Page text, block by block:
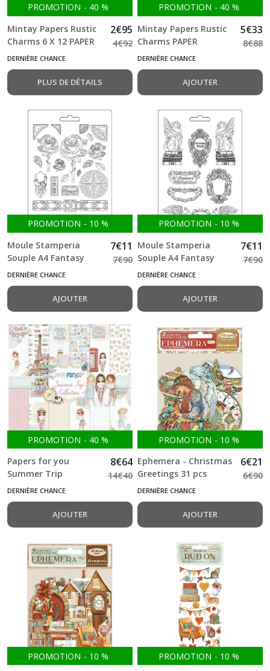
PROMOTION - 40 %
Mintay Papers Rustic
Charms 6 X 12 PAPER
STICKERS - RUSTIC
2€95
4€92
DERNIÈRE CHANCE
PLUS DE DÉTAILS
PROMOTION - 40 %
Mintay Papers Rustic
Charms PAPER
Elements 27pcs
5€33
8€88
DERNIÈRE CHANCE
AJOUTER
PROMOTION - 10 %
Moule Stamperia
Souple A4 Fantasy
World ROSE AND
7€11
7€90
DERNIÈRE CHANCE
AJOUTER
PROMOTION - 10 %
Moule Stamperia
Souple A4 Fantasy
World ELEMENTS
7€11
7€90
DERNIÈRE CHANCE
AJOUTER
PROMOTION - 40 %
Papers for you
Summer Trip
30.5*30.5cm - 12
feuilles double face
8€64
14€40
DERNIÈRE CHANCE
AJOUTER
PROMOTION - 10 %
Ephemera - Christmas
Greetings 31 pcs
Stamperia
6€21
6€90
DERNIÈRE CHANCE
AJOUTER
PROMOTION - 10 %
PROMOTION - 10 %